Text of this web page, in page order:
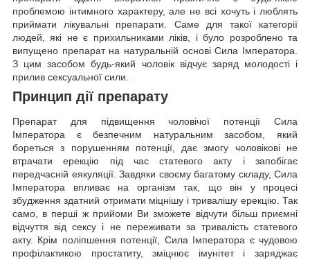
проблемою інтимного характеру, але не всі хочуть і люблять
приймати лікувальні препарати. Саме для такої категорії
людей, які не є прихильниками ліків, і було розроблено та
випущено препарат на натуральній основі Сила Імператора.
З цим засобом будь-який чоловік відчує заряд молодості і
прилив сексуальної сили.
Принцип дії препарату
Препарат для підвищення чоловічої потенції Сила
Імператора є безпечним натуральним засобом, який
бореться з порушенням потенції, дає змогу чоловікові не
втрачати ерекцію під час статевого акту і запобігає
передчасній еякуляції. Завдяки своєму багатому складу, Сила
Імператора впливає на організм так, що він у процесі
збудження здатний отримати міцнішу і тривалішу ерекцію. Так
само, в перші ж прийоми Ви зможете відчути більш приємні
відчуття від сексу і не переживати за тривалість статевого
акту. Крім поліпшення потенції, Сила Імператора є чудовою
профілактикою простатиту, зміцнює імунітет і заряджає